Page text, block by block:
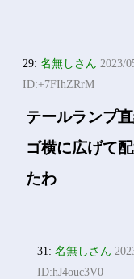
29:名無しさん 2023/
ID:+7FIhZRrM
テールランプ
ゴ横に広げて
たわ
31:名無しさん
ID:hJ4ouc3V0